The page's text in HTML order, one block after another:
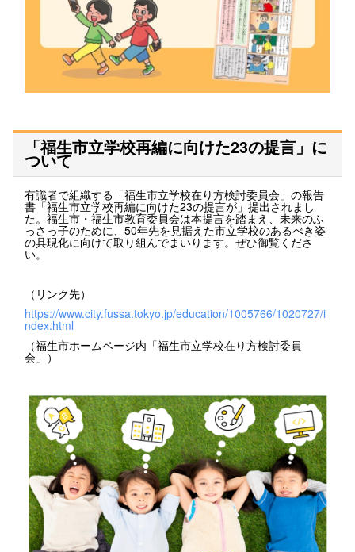
「福生市立学校再編に向けた23の提言」に
ついて
有識者で組織する「福生市立学校在り方検討委員会」の報告
書「福生市立学校再編に向けた23の提言が」提出されまし
た。福生市・福生市教育委員会は本提言を踏まえ、未来のふ
っさっ子のために、50年先を見据えた市立学校のあるべき姿
の具現化に向けて取り組んでまいります。ぜひ御覧くださ
い。
（リンク先）
https://www.city.fussa.tokyo.jp/education/1005766/1020727/i
ndex.html
（福生市ホームページ内「福生市立学校在り方検討委員
会」）